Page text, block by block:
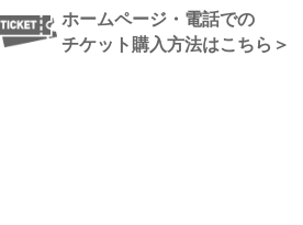
ホームページ・電話での
チケット購入方法はこちら＞